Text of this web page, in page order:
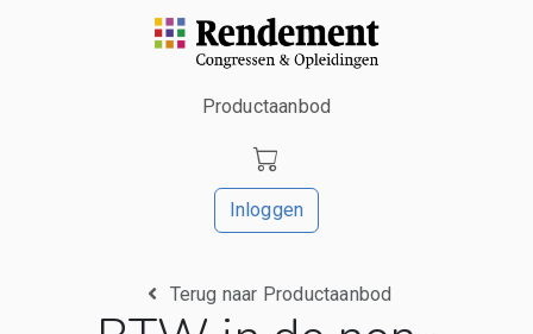
Productaanbod
Inloggen
Terug naar Productaanbod